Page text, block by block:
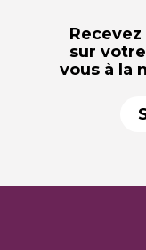
sur
vous à la